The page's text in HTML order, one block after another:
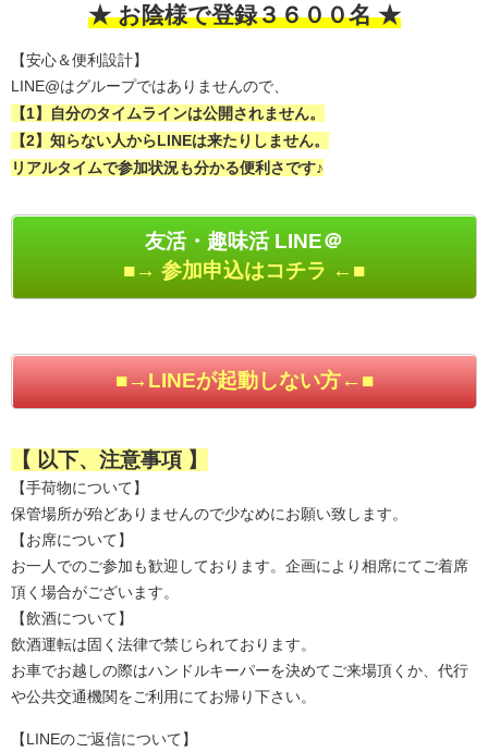
★ お陰様で登録３６００名 ★
【安心＆便利設計】
LINE@はグループではありませんので、
【1】自分のタイムラインは公開されません。
【2】知らない人からLINEは来たりしません。
リアルタイムで参加状況も分かる便利さです♪
友活・趣味活 LINE＠
■→ 参加申込はコチラ ←■
■→LINEが起動しない方←■
【 以下、注意事項 】
【手荷物について】
保管場所が殆どありませんので少なめにお願い致します。
【お席について】
お一人でのご参加も歓迎しております。企画により相席にてご着席
頂く場合がございます。
【飲酒について】
飲酒運転は固く法律で禁じられております。
お車でお越しの際はハンドルキーパーを決めてご来場頂くか、代行
や公共交通機関をご利用にてお帰り下さい。
【LINEのご返信について】